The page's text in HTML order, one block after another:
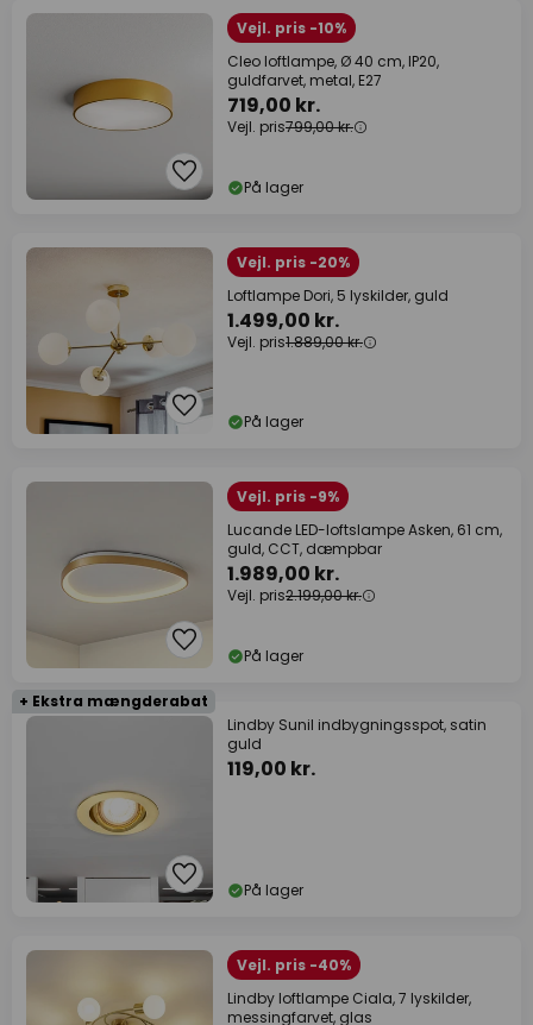
Vejl. pris -10%
Cleo loftlampe, Ø 40 cm, IP20,
guldfarvet, metal, E27
719,00 kr.
Vejl. pris799,00 kr.
På lager
Vejl. pris -20%
Loftlampe Dori, 5 lyskilder, guld
1.499,00 kr.
Vejl. pris1.889,00 kr.
På lager
Vejl. pris -9%
Lucande LED-loftslampe Asken, 61 cm,
guld, CCT, dæmpbar
1.989,00 kr.
Vejl. pris2.199,00 kr.
På lager
+ Ekstra mængderabat
Lindby Sunil indbygningsspot, satin
guld
119,00 kr.
På lager
Vejl. pris -40%
Lindby loftlampe Ciala, 7 lyskilder,
messingfarvet, glas